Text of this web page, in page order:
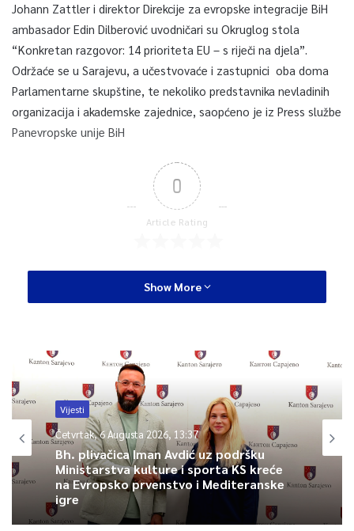
Johann Zattler i direktor Direkcije za evropske integracije BiH
ambasador Edin Dilberović uvodničari su Okruglog stola
“Konkretan razgovor: 14 prioriteta EU – s riječi na djela”.
Održaće se u Sarajevu, a učestvovaće i zastupnici oba doma
Parlamentarne skupštine, te nekoliko predstavnika nevladinih
organizacija i akademske zajednice, saopćeno je iz Press službe
Panevropske unije BiH
0
Article Rating
Show More
Vijesti
Četvrtak, 6 Augusta 2026, 13:37
Bh. plivačica Iman Avdić uz podršku
Ministarstva kulture i sporta KS kreće
na Evropsko prvenstvo i Mediteranske
igre